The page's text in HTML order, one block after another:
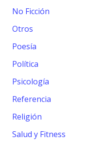
No Ficción
Otros
Poesía
Política
Psicología
Referencia
Religión
Salud y Fitness